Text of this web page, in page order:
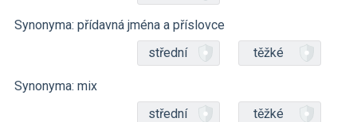
Synonyma: přídavná jména a příslovce
střední
těžké
Synonyma: mix
střední
těžké